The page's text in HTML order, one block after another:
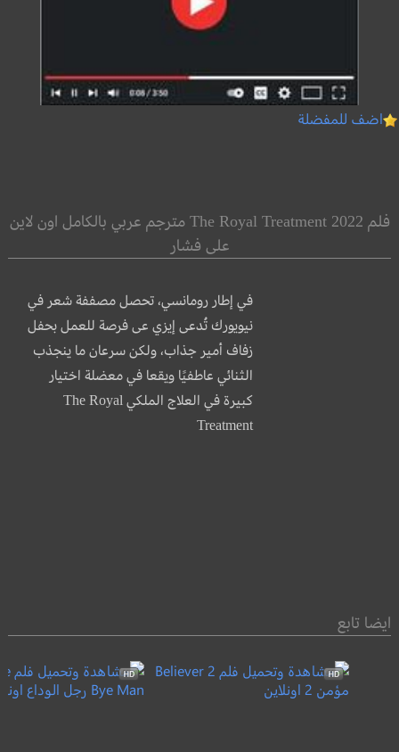
اضف للمفضلة
فلم The Royal Treatment 2022 مترجم عربي بالكامل اون لاين
على فشار
في إطار رومانسي، تحصل مصففة شعر في
نيويورك تُدعى إيزي عى فرصة للعمل بحفل
زفاف أمير جذاب، ولكن سرعان ما ينجذب
الثنائي عاطفيًا ويقعا في معضلة اختيار
كبيرة في العلاج الملكي The Royal
Treatment
ايضا تابع